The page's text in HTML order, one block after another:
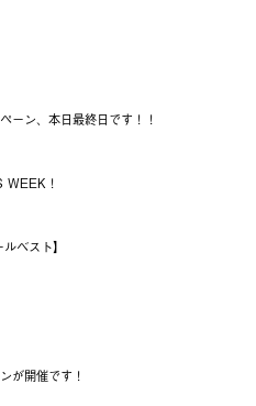
ーン、本日最終日です！！
WEEK！
ベスト】
が開催です！